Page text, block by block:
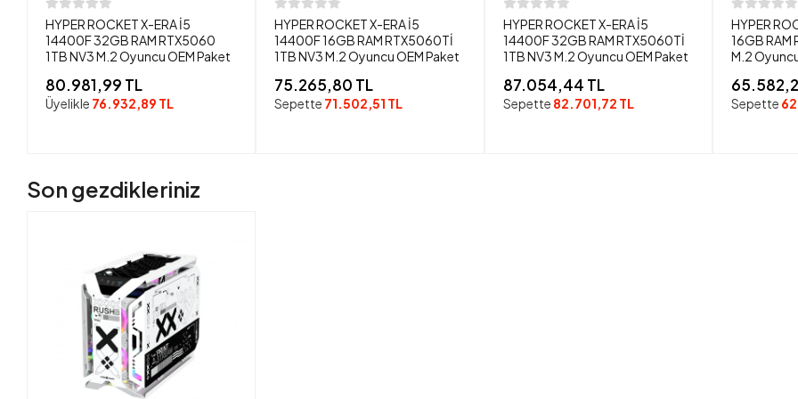
HYPER ROCKET X-ERA İ5
14400F 32GB RAM RTX5060
1TB NV3 M.2 Oyuncu OEM Paket
80.981,99 TL
Üyelikle 76.932,89 TL
HYPER ROCKET X-ERA İ5
14400F 16GB RAM RTX5060Tİ
1TB NV3 M.2 Oyuncu OEM Paket
75.265,80 TL
Sepette 71.502,51 TL
HYPER ROCKET X-ERA İ5
14400F 32GB RAM RTX5060Tİ
1TB NV3 M.2 Oyuncu OEM Paket
87.054,44 TL
Sepette 82.701,72 TL
HYPER
16GB RAM
M.2
Sepette
Son gezdikleriniz